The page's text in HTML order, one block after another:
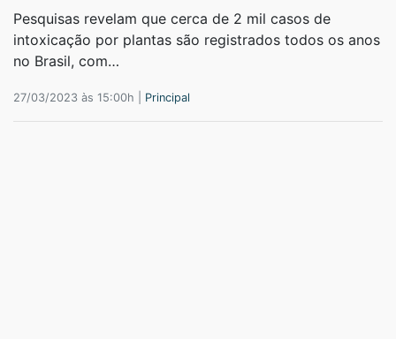
Pesquisas revelam que cerca de 2 mil casos de
intoxicação por plantas são registrados todos os anos
no Brasil, com…
27/03/2023 às 15:00h | Principal